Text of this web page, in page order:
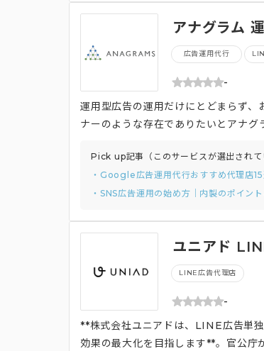
アナグラム
広告運用代行
-
運用型広告の運用だけにとどまらず
ナーのような存在でありたいとアナグ
Pick up記事（このサービスが選出されて
・Google広告運用代行おすすめ代理店
・SNS広告運用の始め方｜内製のポイン
ユニアド
LINE広告代理店
-
**株式会社ユニアドは、LINE広告単
効果の最大化を目指します**。官公